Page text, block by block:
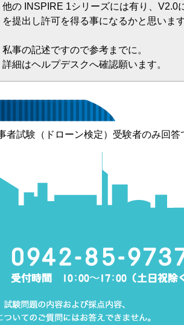
他の INSPIRE 1シリーズには有り、V2.0
を提出し許可を得る事になるかと思いま
私事の記述ですので参考までに。
詳細はヘルプデスクへ確認願います。
者試験（ドローン検定）受験者のみ回答